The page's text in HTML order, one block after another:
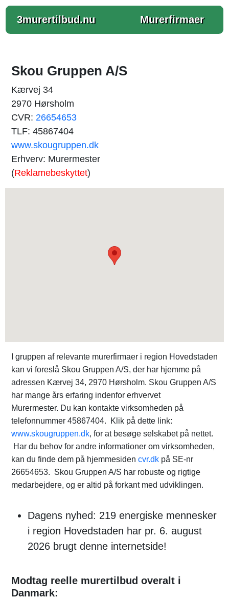
3murertilbud.nu Murerfirmaer
Skou Gruppen A/S
Kærvej 34
2970 Hørsholm
CVR: 26654653
TLF: 45867404
www.skougruppen.dk
Erhverv: Murermester
(Reklamebeskyttet)
I gruppen af relevante murerfirmaer i region Hovedstaden
kan vi foreslå Skou Gruppen A/S, der har hjemme på
adressen Kærvej 34, 2970 Hørsholm. Skou Gruppen A/S
har mange års erfaring indenfor erhvervet
Murermester. Du kan kontakte virksomheden på
telefonnummer 45867404. Klik på dette link:
www.skougruppen.dk, for at besøge selskabet på nettet.
Har du behov for andre informationer om virksomheden,
kan du finde dem på hjemmesiden cvr.dk på SE-nr
26654653. Skou Gruppen A/S har robuste og rigtige
medarbejdere, og er altid på forkant med udviklingen.
Dagens nyhed: 219 energiske mennesker
i region Hovedstaden har pr. 6. august
2026 brugt denne internetside!
Modtag reelle murertilbud overalt i
Danmark: